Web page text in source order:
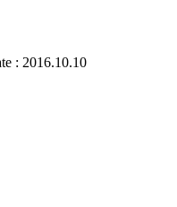
: 2016.10.10